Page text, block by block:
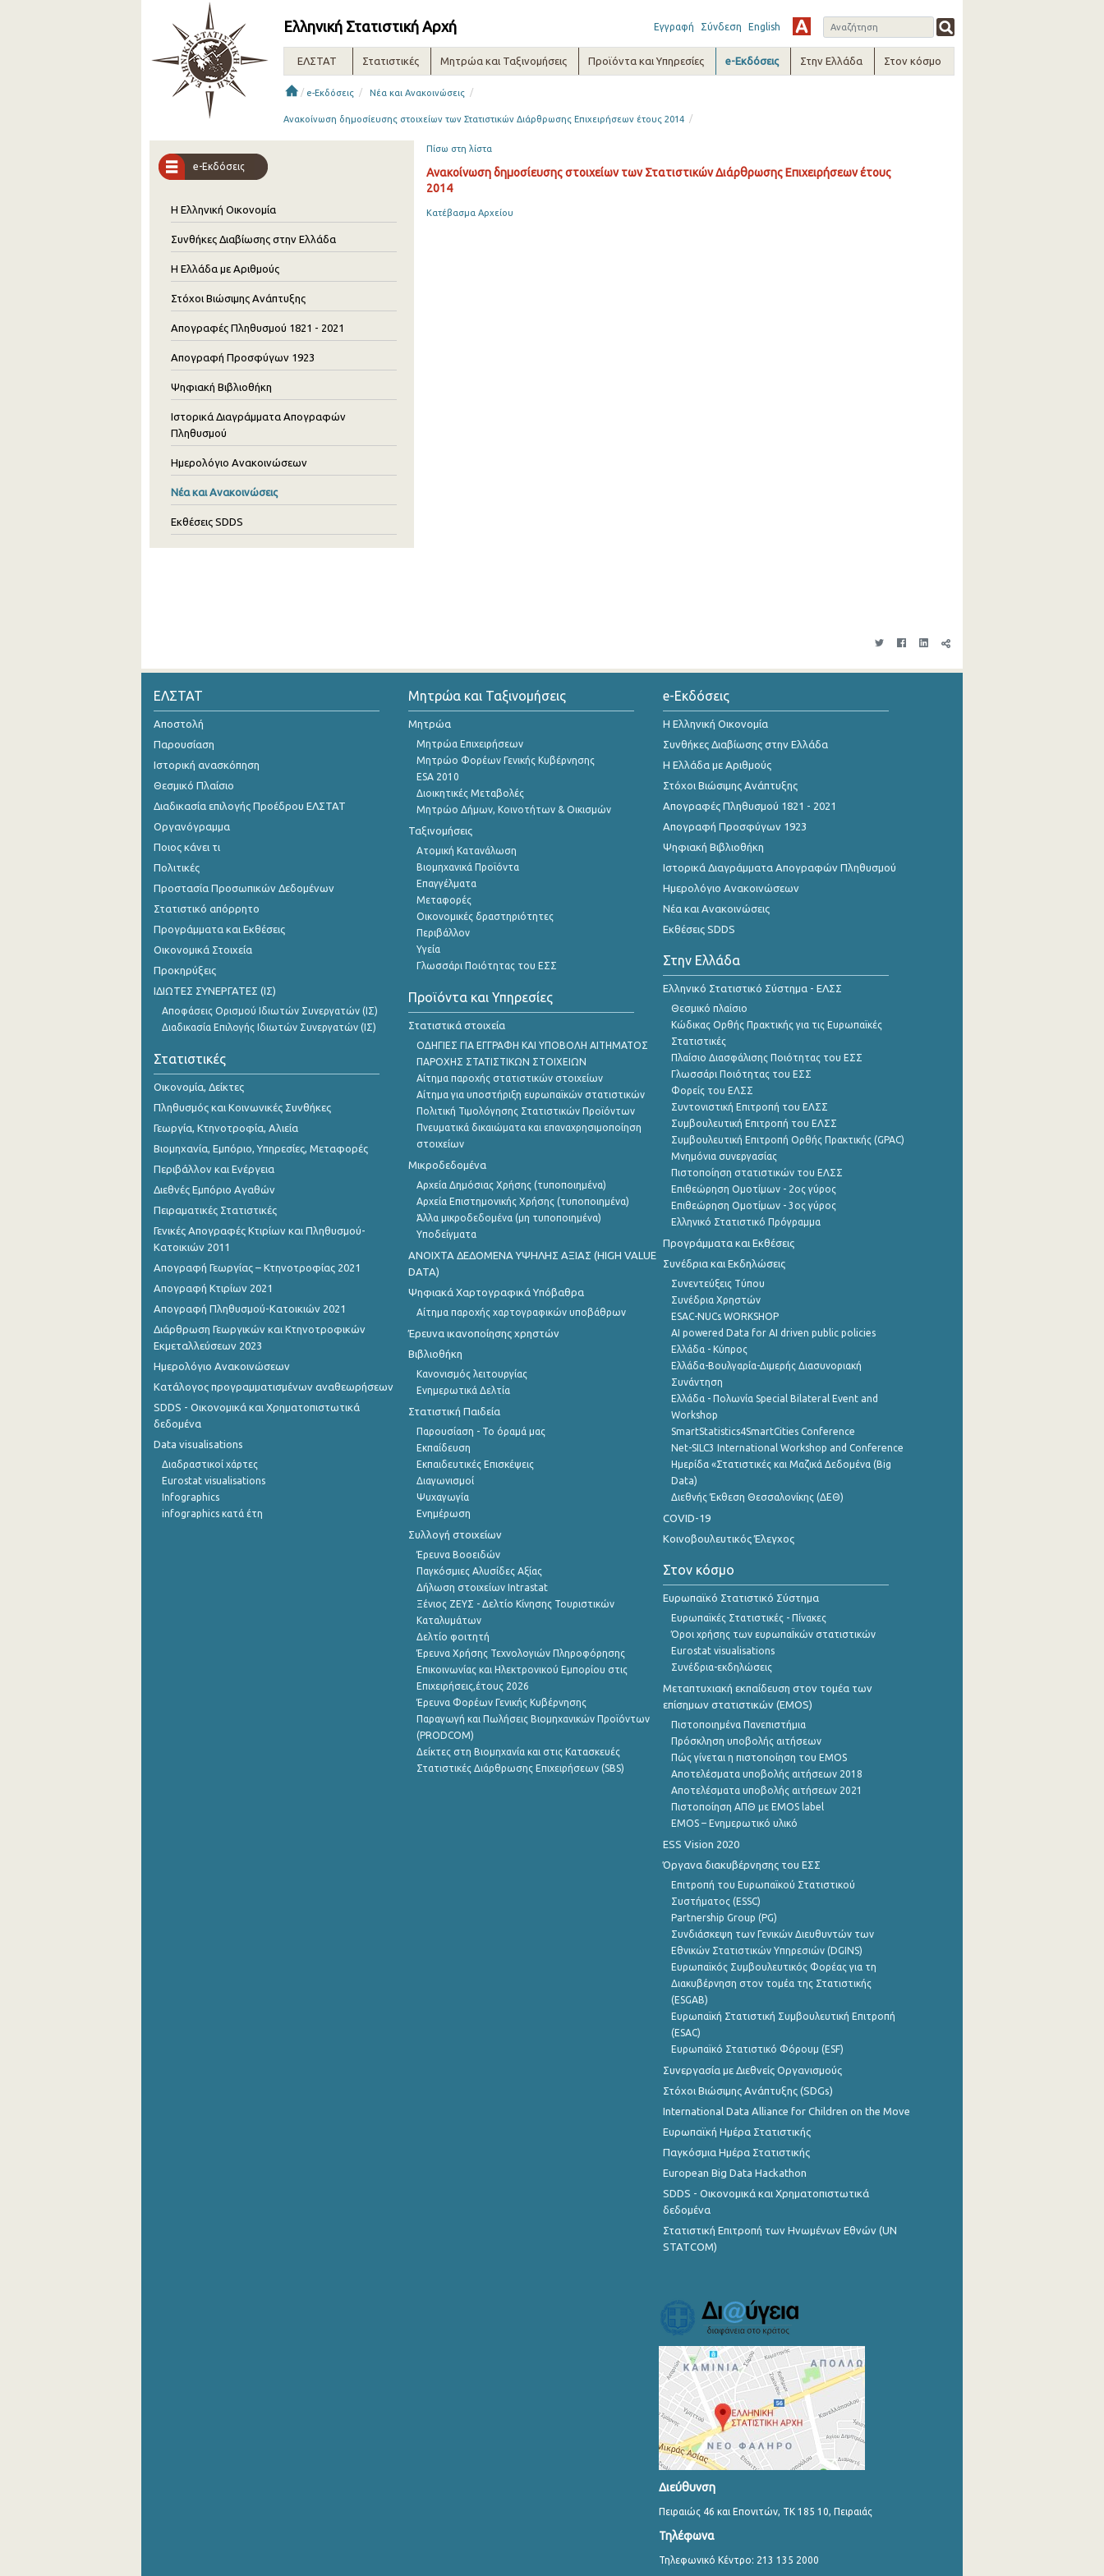
Ελληνική Στατιστική Αρχή Εγγραφή Σύνδεση English
ΕΛΣΤΑΤ Στατιστικές Μητρώα και Ταξινομήσεις Προϊόντα και Υπηρεσίες e-Εκδόσεις Στην Ελλάδα Στον κόσμο
/ e-Εκδόσεις / Νέα και Ανακοινώσεις /
Ανακοίνωση δημοσίευσης στοιχείων των Στατιστικών Διάρθρωσης Επιχειρήσεων έτους 2014 /
e-Εκδόσεις
Η Ελληνική Οικονομία
Συνθήκες Διαβίωσης στην Ελλάδα
Η Ελλάδα με Αριθμούς
Στόχοι Βιώσιμης Ανάπτυξης
Απογραφές Πληθυσμού 1821 - 2021
Απογραφή Προσφύγων 1923
Ψηφιακή Βιβλιοθήκη
Ιστορικά Διαγράμματα Απογραφών
Πληθυσμού
Ημερολόγιο Ανακοινώσεων
Νέα και Ανακοινώσεις
Εκθέσεις SDDS
Πίσω στη λίστα
Ανακοίνωση δημοσίευσης στοιχείων των Στατιστικών Διάρθρωσης Επιχειρήσεων έτους
2014
Κατέβασμα Αρχείου
ΕΛΣΤΑΤ
Αποστολή
Παρουσίαση
Ιστορική ανασκόπηση
Θεσμικό Πλαίσιο
Διαδικασία επιλογής Προέδρου ΕΛΣΤΑΤ
Οργανόγραμμα
Ποιος κάνει τι
Πολιτικές
Προστασία Προσωπικών Δεδομένων
Στατιστικό απόρρητο
Προγράμματα και Εκθέσεις
Οικονομικά Στοιχεία
Προκηρύξεις
ΙΔΙΩΤΕΣ ΣΥΝΕΡΓΑΤΕΣ (ΙΣ)
Αποφάσεις Ορισμού Ιδιωτών Συνεργατών (ΙΣ)
Διαδικασία Επιλογής Ιδιωτών Συνεργατών (ΙΣ)
Στατιστικές
Οικονομία, Δείκτες
Πληθυσμός και Κοινωνικές Συνθήκες
Γεωργία, Κτηνοτροφία, Αλιεία
Βιομηχανία, Εμπόριο, Υπηρεσίες, Μεταφορές
Περιβάλλον και Ενέργεια
Διεθνές Εμπόριο Αγαθών
Πειραματικές Στατιστικές
Γενικές Απογραφές Κτιρίων και Πληθυσμού-
Κατοικιών 2011
Απογραφή Γεωργίας – Κτηνοτροφίας 2021
Απογραφή Κτιρίων 2021
Απογραφή Πληθυσμού-Κατοικιών 2021
Διάρθρωση Γεωργικών και Κτηνοτροφικών
Εκμεταλλεύσεων 2023
Ημερολόγιο Ανακοινώσεων
Κατάλογος προγραμματισμένων αναθεωρήσεων
SDDS - Οικονομικά και Χρηματοπιστωτικά
δεδομένα
Data visualisations
Διαδραστικοί χάρτες
Eurostat visualisations
Infographics
infographics κατά έτη
Μητρώα και Ταξινομήσεις
Μητρώα
Μητρώα Επιχειρήσεων
Μητρώο Φορέων Γενικής Κυβέρνησης
ESA 2010
Διοικητικές Μεταβολές
Μητρώο Δήμων, Κοινοτήτων & Οικισμών
Ταξινομήσεις
Ατομική Κατανάλωση
Βιομηχανικά Προϊόντα
Επαγγέλματα
Μεταφορές
Οικονομικές δραστηριότητες
Περιβάλλον
Υγεία
Γλωσσάρι Ποιότητας του ΕΣΣ
Προϊόντα και Υπηρεσίες
Στατιστικά στοιχεία
ΟΔΗΓΙΕΣ ΓΙΑ ΕΓΓΡΑΦΗ ΚΑΙ ΥΠΟΒΟΛΗ ΑΙΤΗΜΑΤΟΣ
ΠΑΡΟΧΗΣ ΣΤΑΤΙΣΤΙΚΩΝ ΣΤΟΙΧΕΙΩΝ
Αίτημα παροχής στατιστικών στοιχείων
Αίτημα για υποστήριξη ευρωπαϊκών στατιστικών
Πολιτική Τιμολόγησης Στατιστικών Προϊόντων
Πνευματικά δικαιώματα και επαναχρησιμοποίηση
στοιχείων
Μικροδεδομένα
Αρχεία Δημόσιας Χρήσης (τυποποιημένα)
Αρχεία Επιστημονικής Χρήσης (τυποποιημένα)
Άλλα μικροδεδομένα (μη τυποποιημένα)
Υποδείγματα
ANOIXTA ΔΕΔΟΜΕΝΑ ΥΨΗΛΗΣ ΑΞΙΑΣ (HIGH VALUE
DATA)
Ψηφιακά Χαρτογραφικά Υπόβαθρα
Αίτημα παροχής χαρτογραφικών υποβάθρων
Έρευνα ικανοποίησης χρηστών
Βιβλιοθήκη
Κανονισμός λειτουργίας
Ενημερωτικά Δελτία
Στατιστική Παιδεία
Παρουσίαση - Το όραμά μας
Εκπαίδευση
Εκπαιδευτικές Επισκέψεις
Διαγωνισμοί
Ψυχαγωγία
Ενημέρωση
Συλλογή στοιχείων
Έρευνα Βοοειδών
Παγκόσμιες Αλυσίδες Αξίας
Δήλωση στοιχείων Intrastat
Ξένιος ΖΕΥΣ - Δελτίο Κίνησης Τουριστικών
Καταλυμάτων
Δελτίο φοιτητή
Έρευνα Χρήσης Τεχνολογιών Πληροφόρησης
Επικοινωνίας και Ηλεκτρονικού Εμπορίου στις
Επιχειρήσεις,έτους 2026
Έρευνα Φορέων Γενικής Κυβέρνησης
Παραγωγή και Πωλήσεις Βιομηχανικών Προϊόντων
(PRODCOM)
Δείκτες στη Βιομηχανία και στις Κατασκευές
Στατιστικές Διάρθρωσης Επιχειρήσεων (SBS)
e-Εκδόσεις
Η Ελληνική Οικονομία
Συνθήκες Διαβίωσης στην Ελλάδα
Η Ελλάδα με Αριθμούς
Στόχοι Βιώσιμης Ανάπτυξης
Απογραφές Πληθυσμού 1821 - 2021
Απογραφή Προσφύγων 1923
Ψηφιακή Βιβλιοθήκη
Ιστορικά Διαγράμματα Απογραφών Πληθυσμού
Ημερολόγιο Ανακοινώσεων
Νέα και Ανακοινώσεις
Εκθέσεις SDDS
Στην Ελλάδα
Ελληνικό Στατιστικό Σύστημα - ΕΛΣΣ
Θεσμικό πλαίσιο
Κώδικας Ορθής Πρακτικής για τις Ευρωπαϊκές
Στατιστικές
Πλαίσιο Διασφάλισης Ποιότητας του ΕΣΣ
Γλωσσάρι Ποιότητας του ΕΣΣ
Φορείς του ΕΛΣΣ
Συντονιστική Επιτροπή του ΕΛΣΣ
Συμβουλευτική Επιτροπή του ΕΛΣΣ
Συμβουλευτική Επιτροπή Ορθής Πρακτικής (GPAC)
Μνημόνια συνεργασίας
Πιστοποίηση στατιστικών του ΕΛΣΣ
Επιθεώρηση Ομοτίμων - 2ος γύρος
Επιθεώρηση Ομοτίμων - 3ος γύρος
Ελληνικό Στατιστικό Πρόγραμμα
Προγράμματα και Εκθέσεις
Συνέδρια και Εκδηλώσεις
Συνεντεύξεις Τύπου
Συνέδρια Χρηστών
ESAC-NUCs WORKSHOP
AI powered Data for AI driven public policies
Ελλάδα - Κύπρος
Ελλάδα-Βουλγαρία-Διμερής Διασυνοριακή
Συνάντηση
Ελλάδα - Πολωνία Special Bilateral Event and
Workshop
SmartStatistics4SmartCities Conference
Net-SILC3 International Workshop and Conference
Ημερίδα «Στατιστικές και Μαζικά Δεδομένα (Big
Data)
Διεθνής Έκθεση Θεσσαλονίκης (ΔΕΘ)
COVID-19
Κοινοβουλευτικός Έλεγχος
Στον κόσμο
Ευρωπαϊκό Στατιστικό Σύστημα
Ευρωπαϊκές Στατιστικές - Πίνακες
Όροι χρήσης των ευρωπαΪκών στατιστικών
Eurostat visualisations
Συνέδρια-εκδηλώσεις
Μεταπτυχιακή εκπαίδευση στον τομέα των
επίσημων στατιστικών (EMOS)
Πιστοποιημένα Πανεπιστήμια
Πρόσκληση υποβολής αιτήσεων
Πώς γίνεται η πιστοποίηση του EMOS
Αποτελέσματα υποβολής αιτήσεων 2018
Αποτελέσματα υποβολής αιτήσεων 2021
Πιστοποίηση ΑΠΘ με EMOS label
EMOS – Ενημερωτικό υλικό
ESS Vision 2020
Όργανα διακυβέρνησης του ΕΣΣ
Επιτροπή του Ευρωπαϊκού Στατιστικού
Συστήματος (ESSC)
Partnership Group (PG)
Συνδιάσκεψη των Γενικών Διευθυντών των
Εθνικών Στατιστικών Υπηρεσιών (DGINS)
Ευρωπαϊκός Συμβουλευτικός Φορέας για τη
Διακυβέρνηση στον τομέα της Στατιστικής
(ESGAB)
Ευρωπαϊκή Στατιστική Συμβουλευτική Επιτροπή
(ESAC)
Ευρωπαϊκό Στατιστικό Φόρουμ (ESF)
Συνεργασία με Διεθνείς Οργανισμούς
Στόχοι Βιώσιμης Ανάπτυξης (SDGs)
International Data Alliance for Children on the Move
Ευρωπαϊκή Ημέρα Στατιστικής
Παγκόσμια Ημέρα Στατιστικής
European Big Data Hackathon
SDDS - Οικονομικά και Χρηματοπιστωτικά
δεδομένα
Στατιστική Επιτροπή των Ηνωμένων Εθνών (UN
STATCOM)
Διεύθυνση
Πειραιώς 46 και Επονιτών, ΤΚ 185 10, Πειραιάς
Τηλέφωνα
Τηλεφωνικό Κέντρο: 213 135 2000